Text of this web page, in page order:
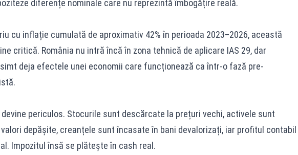
diferențe nominale care nu reprezintă îmbogățire reală.
cu inflație cumulată de aproximativ 42% în perioada 2023–2026, această
critică. România nu intră încă în zona tehnică de aplicare IAS 29, dar
deja efectele unei economii care funcționează ca într-o fază pre-
periculos. Stocurile sunt descărcate la prețuri vechi, activele sunt
depășite, creanțele sunt încasate în bani devalorizați, iar profitul contabil
Impozitul însă se plătește în cash real.